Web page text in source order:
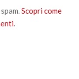
Scopri come
.